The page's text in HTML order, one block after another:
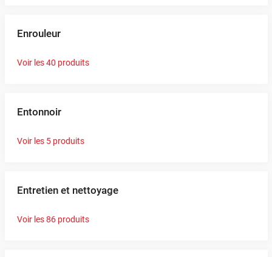
Enrouleur
Voir les 40 produits
Entonnoir
Voir les 5 produits
Entretien et nettoyage
Voir les 86 produits